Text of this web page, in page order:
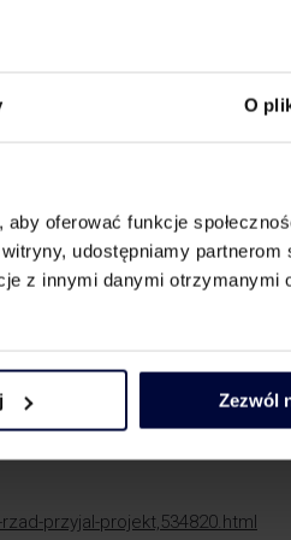
O
oferować funkcje
udostępniamy partnerom
z innymi danymi otrzymanymi
Zezwól
wykonywania zawodu,
świadczenia usług
postępowań dyscyplinarnych.
gospodarczej. Uważam
reprezentować klientów
pełnomocników.”
przepisów i umiejętność ich
przyjal-projekt,534820.html